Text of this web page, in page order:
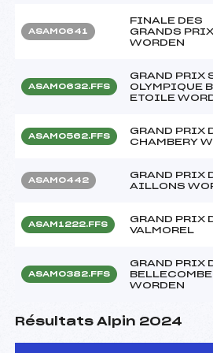
ASAM0641
FINALE DES
GRANDS PRIX
WORDEN
ASAM0632.FFS
GRAND PRIX
OLYMPIQUE
ETOILE
ASAM0562.FFS
GRAND PRIX
CHAMBERY
ASAM0442
GRAND PRIX
AILLONS
ASAM1222.FFS
GRAND PRIX
VALMOREL
ASAM0382.FFS
GRAND PRIX
BELLECOMBE
WORDEN
Résultats Alpin 2024